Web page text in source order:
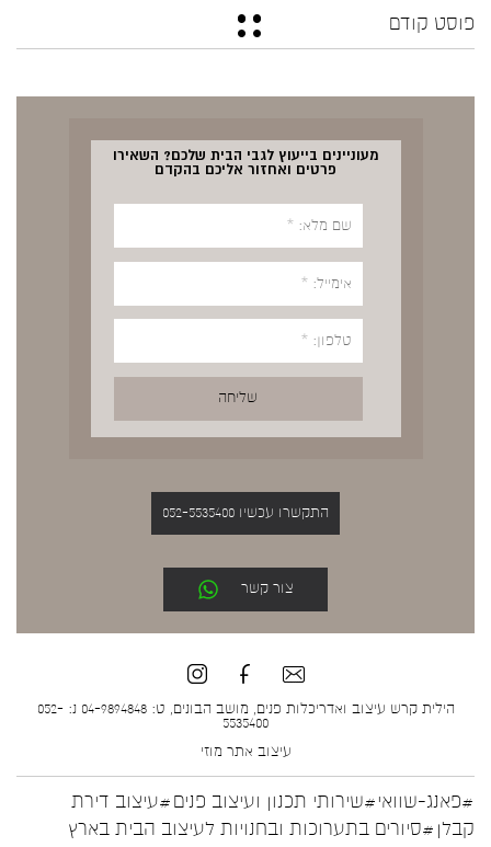
פוסט קודם
מעוניינים בייעוץ לגבי הבית שלכם? השאירו
פרטים ואחזור אליכם בהקדם
התקשרו עכשיו 052-5535400
צור קשר
הילית קרש עיצוב ואדריכלות פנים, מושב הבונים, ט: 04-9894848 נ: 052-
5535400
עיצוב אתר מוזי
#פאנג-שוואי#שירותי תכנון ועיצוב פנים#עיצוב דירת
קבלן #סיורים בתערוכות ובחנויות לעיצוב הבית בארץ